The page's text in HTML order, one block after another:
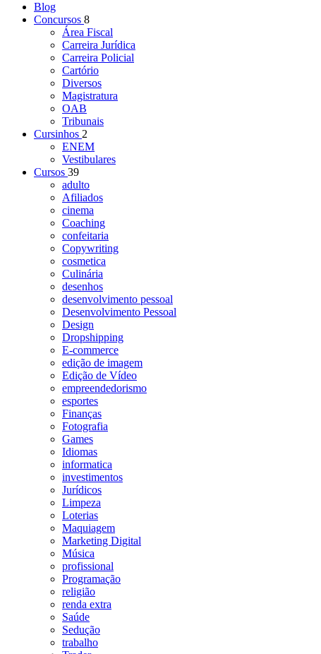
Blog
Concursos 8
Área Fiscal
Carreira Jurídica
Carreira Policial
Cartório
Diversos
Magistratura
OAB
Tribunais
Cursinhos 2
ENEM
Vestibulares
Cursos 39
adulto
Afiliados
cinema
Coaching
confeitaria
Copywriting
cosmetica
Culinária
desenhos
desenvolvimento pessoal
Desenvolvimento Pessoal
Design
Dropshipping
E-commerce
edição de imagem
Edição de Vídeo
empreendedorismo
esportes
Finanças
Fotografia
Games
Idiomas
informatica
investimentos
Jurídicos
Limpeza
Loterias
Maquiagem
Marketing Digital
Música
profissional
Programação
religião
renda extra
Saúde
Sedução
trabalho